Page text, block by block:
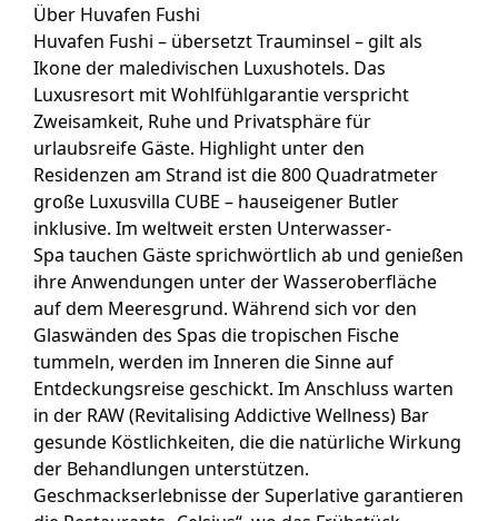
Über Huvafen Fushi
Huvafen Fushi – übersetzt Trauminsel – gilt als
Ikone der maledivischen Luxushotels. Das
Luxusresort mit Wohlfühlgarantie verspricht
Zweisamkeit, Ruhe und Privatsphäre für
urlaubsreife Gäste. Highlight unter den
Residenzen am Strand ist die 800 Quadratmeter
große Luxusvilla CUBE – hauseigener Butler
inklusive. Im weltweit ersten Unterwasser-
Spa tauchen Gäste sprichwörtlich ab und genießen
ihre Anwendungen unter der Wasseroberfläche
auf dem Meeresgrund. Während sich vor den
Glaswänden des Spas die tropischen Fische
tummeln, werden im Inneren die Sinne auf
Entdeckungsreise geschickt. Im Anschluss warten
in der RAW (Revitalising Addictive Wellness) Bar
gesunde Köstlichkeiten, die die natürliche Wirkung
der Behandlungen unterstützen.
Geschmackserlebnisse der Superlative garantieren